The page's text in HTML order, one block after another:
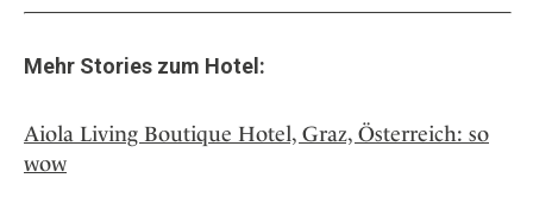
Mehr Stories zum Hotel:
Aiola Living Boutique Hotel, Graz, Österreich: so
wow